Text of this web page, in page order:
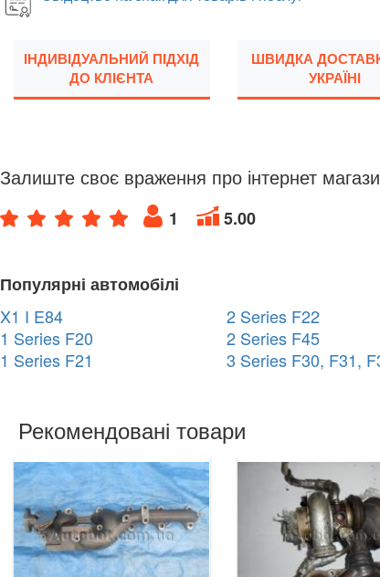
ІНДИВІДУАЛЬНИЙ ПІДХІД
ДО КЛІЄНТА
ШВИДКА
УКРАЇНІ
Залиште своє враження про інтернет
1 5.00
Популярні автомобілі
X1 I E84
1 Series F20
1 Series F21
2 Series F22
2 Series F45
3 Series F30, F31,
Рекомендовані товари